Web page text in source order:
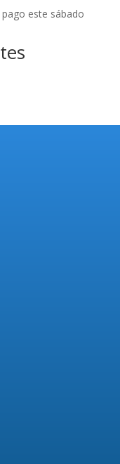
este sábado